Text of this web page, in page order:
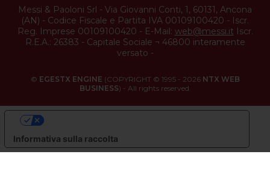
Messi & Paoloni Srl - Via Giovanni Conti, 1, 60131, Ancona
(AN) - Codice Fiscale e Partita IVA 00109100420 - Iscr.
Reg. Imprese 00109100420 - E-Mail: web@messi.it Iscr.
R.E.A.: 26383 - Capitale Sociale ¬ 46800 interamente
versato -
© EGESTX ENGINE (COPYRIGHT © 1995 - 2026 NTX WEB
BUSINESS) - All rights reserved.
Informativa sulla raccolta